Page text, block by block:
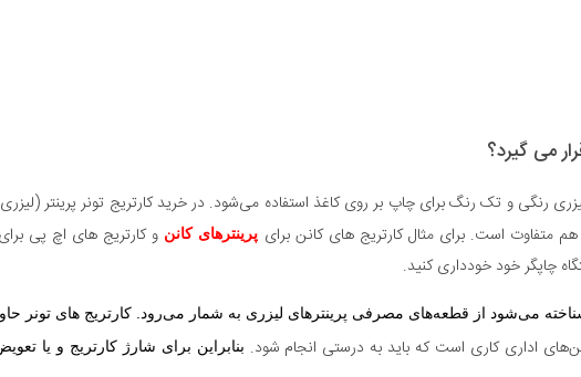
می گیرد؟
رنگی و تک رنگ برای چاپ بر روی کاغذ استفاده می‌شود. در خرید کارتریج تونر پرینتر
هم متفاوت است. برای مثالکارتریج های کانن برای پرینترهای کانن و کارتریج های اچ پی
چاپگر خود خودداری کنید.
شناخته می‌شود از قطعه‌های مصرفی پرینترهای لیزری به شمار می‌رود. کارتریج ‌های تونر
اداری کاری است که باید به درستی انجام شود. بنابراین برای شارژ کارتریج و یا